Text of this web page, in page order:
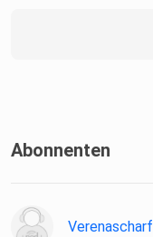
Abonnenten
Verenascharf